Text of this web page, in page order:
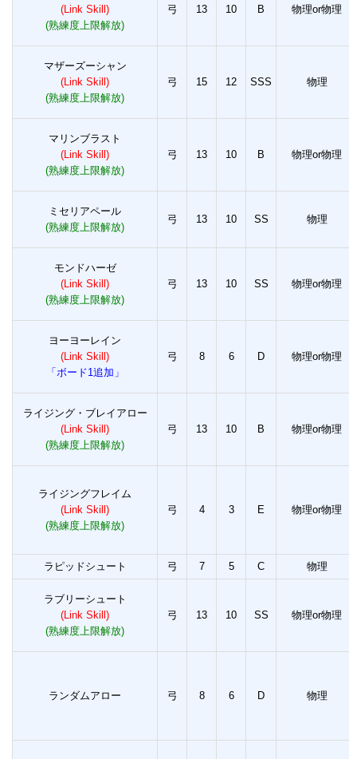
(Link Skill)
(熟練度上限解放)
弓 13 10 B 物理or物理
マザーズーシャン
(Link Skill)
(熟練度上限解放)
弓 15 12 SSS 物理
マリンブラスト
(Link Skill)
(熟練度上限解放)
弓 13 10 B 物理or物理
ミセリアペール
(熟練度上限解放)
弓 13 10 SS 物理
モンドハーゼ
(Link Skill)
(熟練度上限解放)
弓 13 10 SS 物理or物理
ヨーヨーレイン
(Link Skill)
「ボード1追加」
弓 8 6 D 物理or物理
ライジング・ブレイアロー
(Link Skill)
(熟練度上限解放)
弓 13 10 B 物理or物理
ライジングフレイム
(Link Skill)
(熟練度上限解放)
弓 4 3 E 物理or物理
ラピッドシュート 弓 7 5 C 物理
ラブリーシュート
(Link Skill)
(熟練度上限解放)
弓 13 10 SS 物理or物理
ランダムアロー 弓 8 6 D 物理